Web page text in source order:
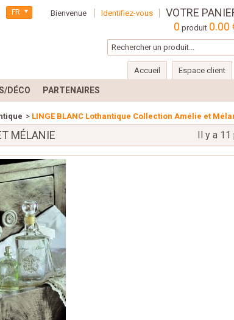
Bienvenue Identifiez-vous
VOTRE
0 produit 0.00
FR
Accueil Espace client
DÉCO PARTENAIRES
> LINGE BLANC Lothantique Collection Amélie et
MÉLANIE Il y a 11